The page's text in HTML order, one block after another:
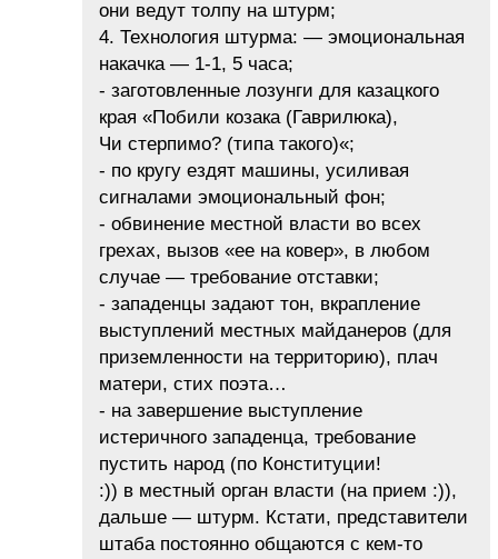
они ведут толпу на штурм;
4. Технология штурма: — эмоциональная
накачка — 1-1, 5 часа;
- заготовленные лозунги для казацкого
края «Побили козака (Гаврилюка),
Чи стерпимо? (типа такого)«;
- по кругу ездят машины, усиливая
сигналами эмоциональный фон;
- обвинение местной власти во всех
грехах, вызов «ее на ковер», в любом
случае — требование отставки;
- западенцы задают тон, вкрапление
выступлений местных майданеров (для
приземленности на территорию), плач
матери, стих поэта…
- на завершение выступление
истеричного западенца, требование
пустить народ (по Конституции!
:)) в местный орган власти (на прием :)),
дальше — штурм. Кстати, представители
штаба постоянно общаются с кем-то